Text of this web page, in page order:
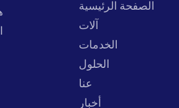
الصفحة الرئيسية
آلات
الخدمات
الحلول
عنا
أخبار